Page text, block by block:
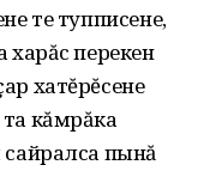
те тупписене,
харăс перекен
хатĕрĕсене
кăмрăка
сайралса пынă